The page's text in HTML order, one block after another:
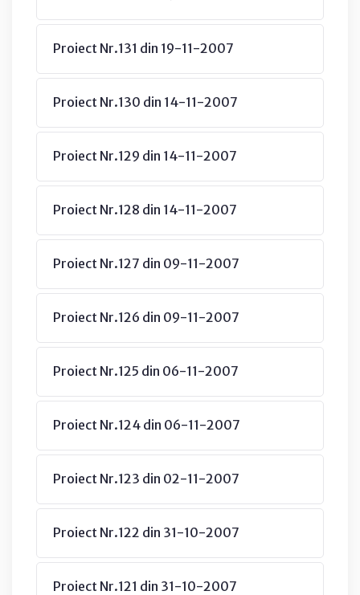
Proiect Nr.131 din 19-11-2007
Proiect Nr.130 din 14-11-2007
Proiect Nr.129 din 14-11-2007
Proiect Nr.128 din 14-11-2007
Proiect Nr.127 din 09-11-2007
Proiect Nr.126 din 09-11-2007
Proiect Nr.125 din 06-11-2007
Proiect Nr.124 din 06-11-2007
Proiect Nr.123 din 02-11-2007
Proiect Nr.122 din 31-10-2007
Proiect Nr.121 din 31-10-2007